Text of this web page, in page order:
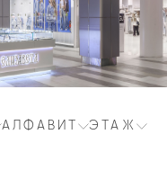
АЛФАВИТ ЭТАЖ